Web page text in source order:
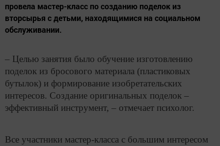
провела мастер-класс по созданию поделок из
вторсырья с детьми, находящимися на социальном
обслуживании.
– Целью занятия было обучение изготовлению
поделок из бросового материала (пластиковых
бутылок) и формирование изобретательских
интересов. Создание оригинальных поделок –
эффективный инструмент, – отмечает психолог.
Все участники мастер-класса с большим интересом